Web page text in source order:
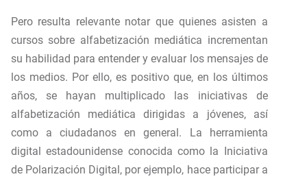
Pero resulta relevante notar que quienes asisten a
cursos sobre alfabetización mediática incrementan
su habilidad para entender y evaluar los mensajes de
los medios. Por ello, es positivo que, en los últimos
años, se hayan multiplicado las iniciativas de
alfabetización mediática dirigidas a jóvenes, así
como a ciudadanos en general. La herramienta
digital estadounidense conocida como la Iniciativa
de Polarización Digital, por ejemplo, hace participar a